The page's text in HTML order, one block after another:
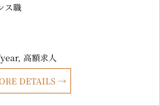
ス職
高額求人
DETAILS